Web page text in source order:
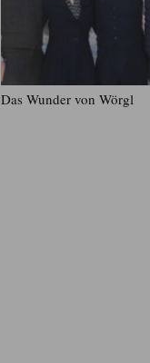
Das Wunder von Wörgl